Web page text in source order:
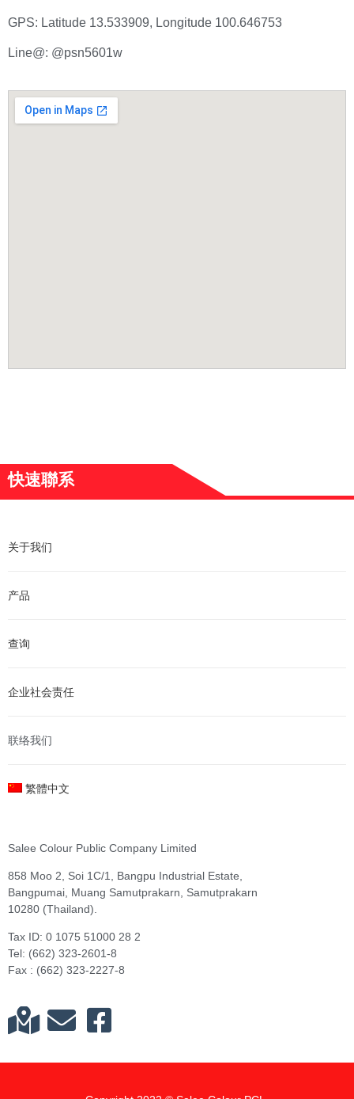
GPS: Latitude 13.533909, Longitude 100.646753
Line@: @psn5601w
快速聯系
关于我们
产品
查询
企业社会责任
联络我们
繁體中文
Salee Colour Public Company Limited
858 Moo 2, Soi 1C/1, Bangpu Industrial Estate,
Bangpumai, Muang Samutprakarn, Samutprakarn
10280 (Thailand).
Tax ID: 0 1075 51000 28 2
Tel: (662) 323-2601-8
Fax : (662) 323-2227-8